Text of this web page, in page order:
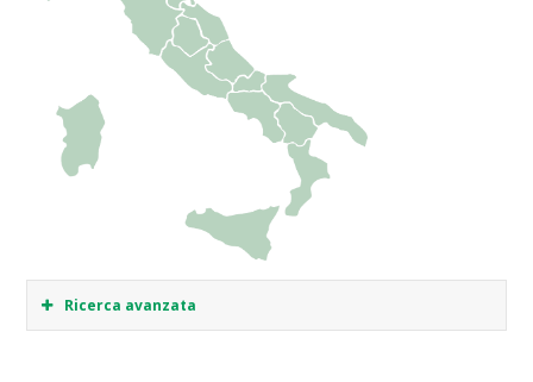
Ricerca avanzata